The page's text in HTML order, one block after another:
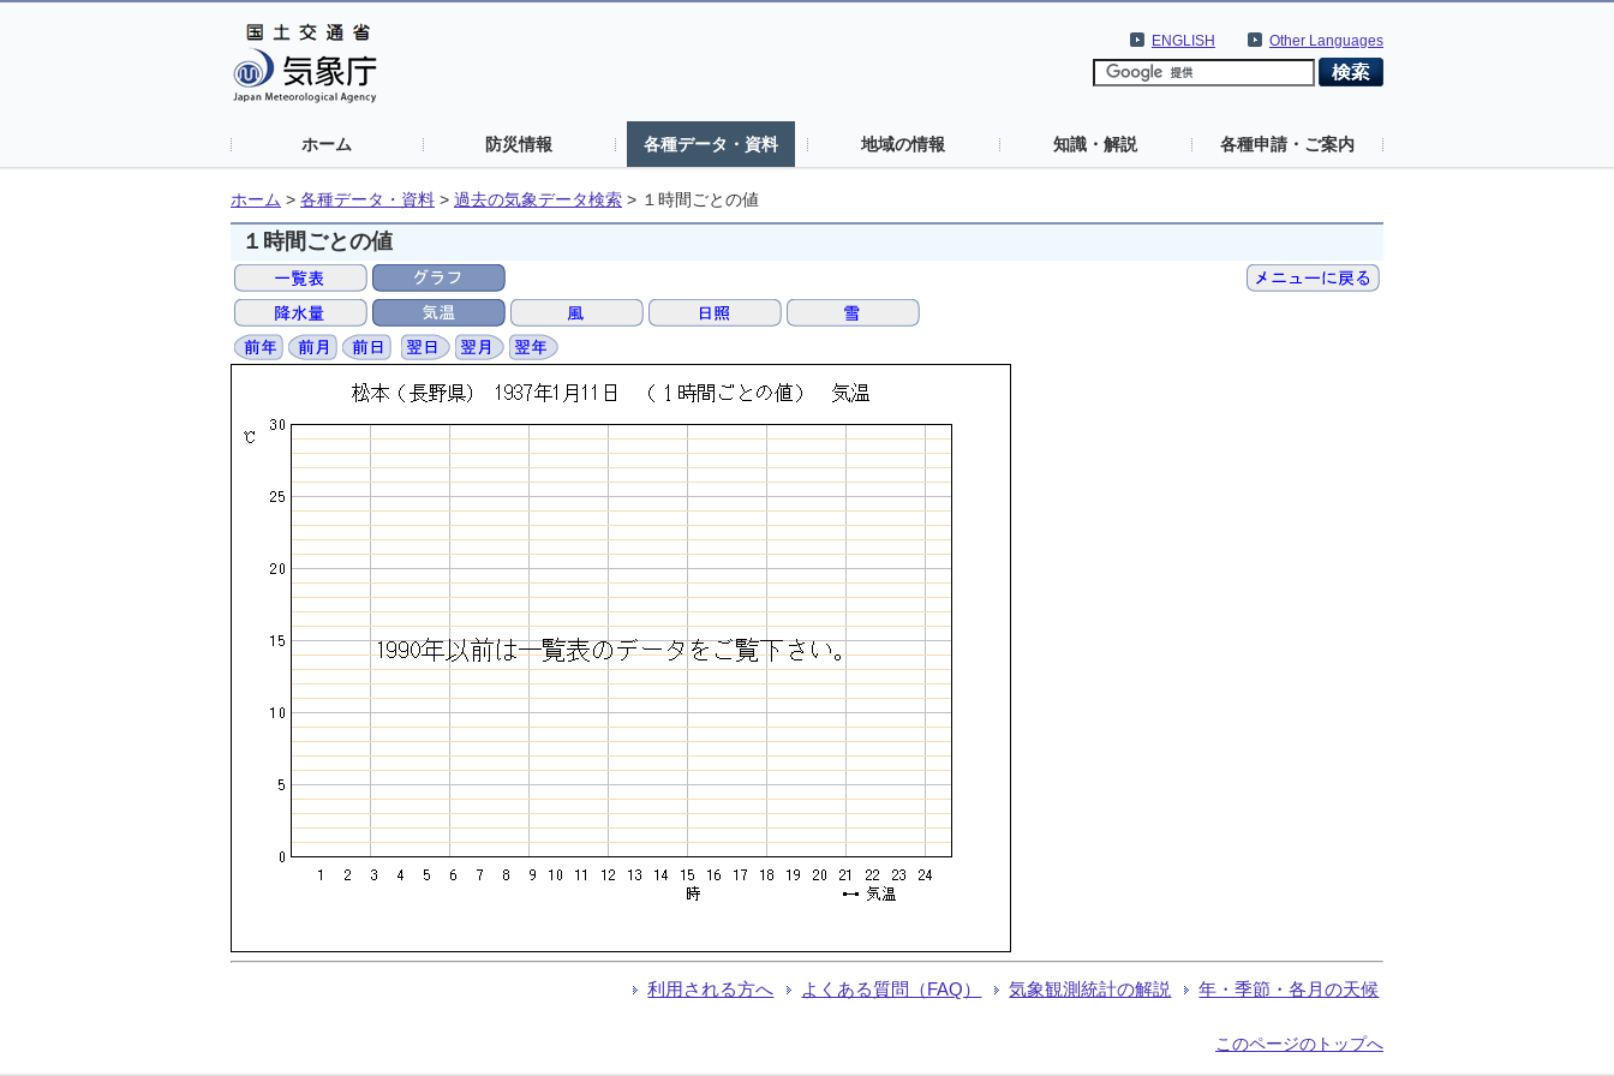
Other Languages
ENGLISH
ホーム 防災情報 各種データ・資料 地域の情報 知識・解説 各種申請・ご案内
ホーム > 各種データ・資料 > 過去の気象データ検索 > １時間ごとの値
１時間ごとの値
利用される方へ よくある質問（FAQ） 気象観測統計の解説 年・季節・各月の天候
このページのトップへ